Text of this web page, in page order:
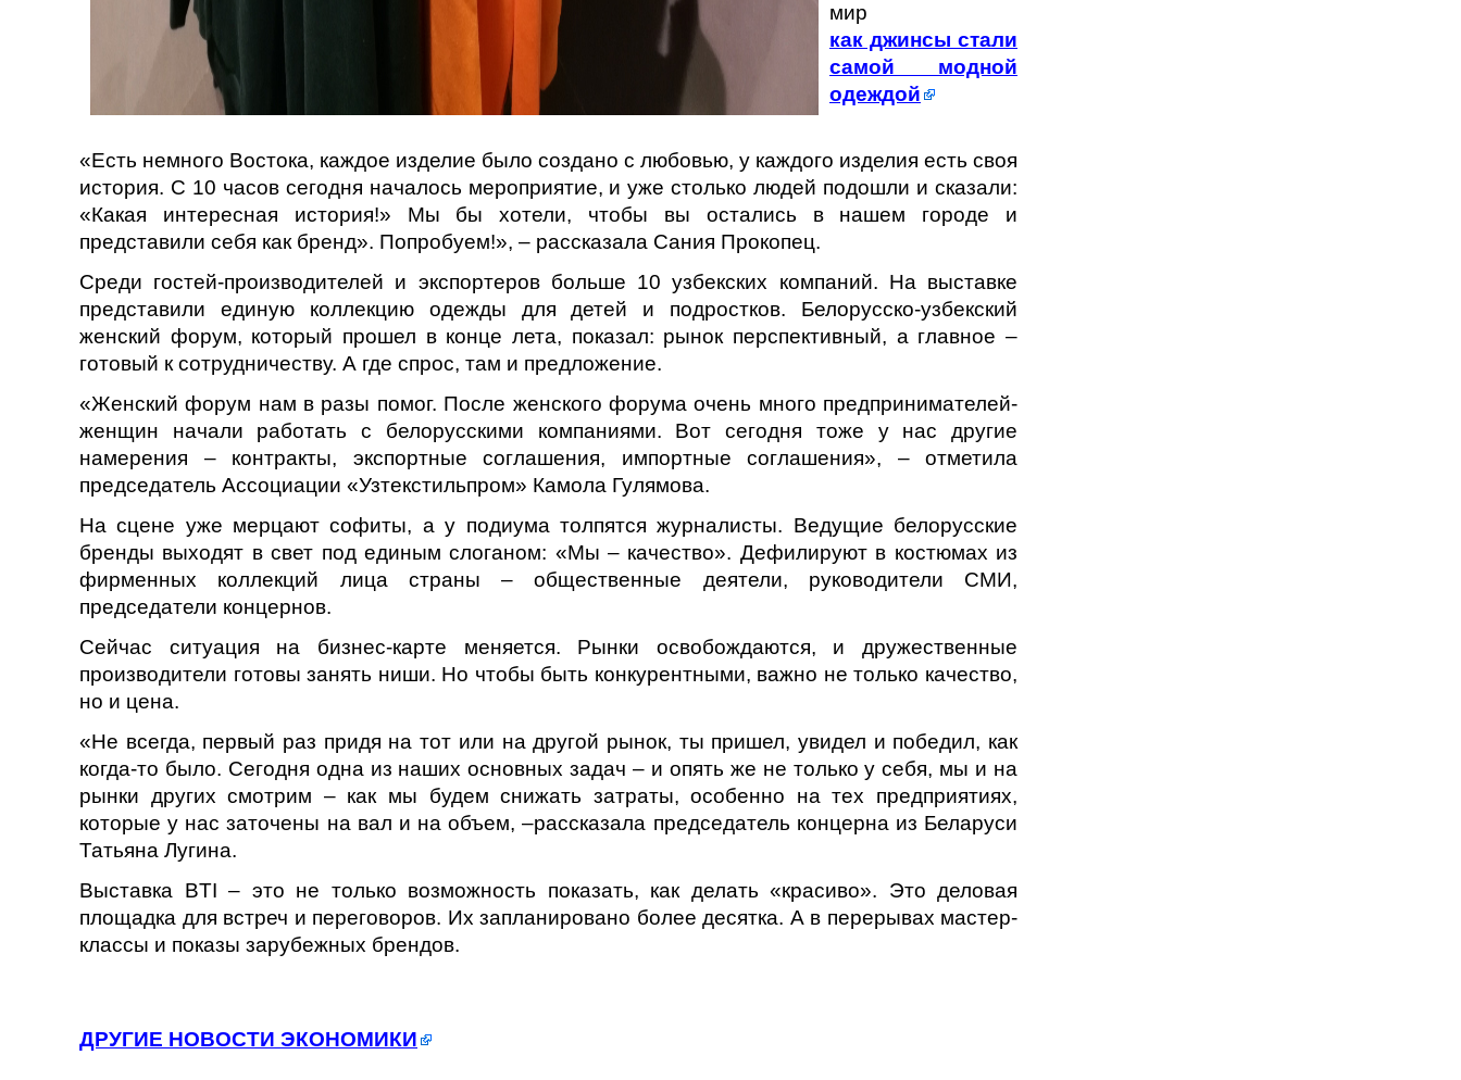
мир
как джинсы стали
самой модной
одеждой
«Есть немного Востока, каждое изделие было создано с любовью, у каждого изделия есть своя
история. С 10 часов сегодня началось мероприятие, и уже столько людей подошли и сказали:
«Какая интересная история!» Мы бы хотели, чтобы вы остались в нашем городе и
представили себя как бренд». Попробуем!», – рассказала Сания Прокопец.
Среди гостей-производителей и экспортеров больше 10 узбекских компаний. На выставке
представили единую коллекцию одежды для детей и подростков. Белорусско-узбекский
женский форум, который прошел в конце лета, показал: рынок перспективный, а главное –
готовый к сотрудничеству. А где спрос, там и предложение.
«Женский форум нам в разы помог. После женского форума очень много предпринимателей-
женщин начали работать с белорусскими компаниями. Вот сегодня тоже у нас другие
намерения – контракты, экспортные соглашения, импортные соглашения», – отметила
председатель Ассоциации «Узтекстильпром» Камола Гулямова.
На сцене уже мерцают софиты, а у подиума толпятся журналисты. Ведущие белорусские
бренды выходят в свет под единым слоганом: «Мы – качество». Дефилируют в костюмах из
фирменных коллекций лица страны – общественные деятели, руководители СМИ,
председатели концернов.
Сейчас ситуация на бизнес-карте меняется. Рынки освобождаются, и дружественные
производители готовы занять ниши. Но чтобы быть конкурентными, важно не только качество,
но и цена.
«Не всегда, первый раз придя на тот или на другой рынок, ты пришел, увидел и победил, как
когда-то было. Сегодня одна из наших основных задач – и опять же не только у себя, мы и на
рынки других смотрим – как мы будем снижать затраты, особенно на тех предприятиях,
которые у нас заточены на вал и на объем, –рассказала председатель концерна из Беларуси
Татьяна Лугина.
Выставка BTI – это не только возможность показать, как делать «красиво». Это деловая
площадка для встреч и переговоров. Их запланировано более десятка. А в перерывах мастер-
классы и показы зарубежных брендов.
ДРУГИЕ НОВОСТИ ЭКОНОМИКИ